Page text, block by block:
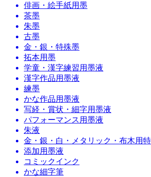
俳画・絵手紙用墨
茶墨
朱墨
古墨
金・銀・特殊墨
拓本用墨
学童・漢字練習用墨液
漢字作品用墨液
練墨
かな作品用墨液
写経・賞状・細字用墨液
パフォーマンス用墨液
朱液
金・銀・白・メタリック・布木用
添加用墨液
コミックインク
かな細字筆